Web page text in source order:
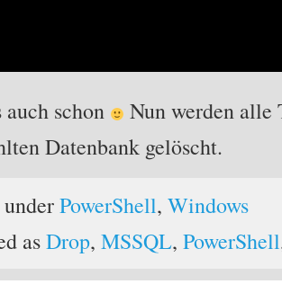
auch schon
Nun werden alle
Datenbank gelöscht.
PowerShell,Windows
asDrop,MSSQL,PowerShell